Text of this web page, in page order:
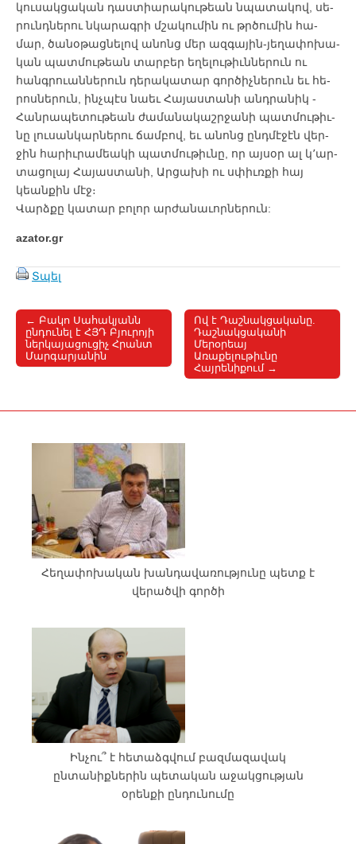
կու­սակ­ցա­կան դաս­տիա­րա­կու­թեան նպա­տա­կով, սե­
րունդ­նե­րու նկա­րագ­րի մշա­կու­մին ու թրծու­մին հա­
մար, ծա­նօ­թաց­նե­լով ա­նոնց մեր ազ­գա­յին-յե­ղա­փո­խա­
կան պատ­մու­թեան տար­բեր ե­ղե­լու­թիւն­նե­րուն ու
հանգ­րուան­նե­րուն դե­րա­կա­տար գոր­ծիչ­նե­րուն եւ հե­
րոս­նե­րուն, ինչ­պէս նաեւ Հա­յաս­տա­նի անդ­րա­նիկ ­
Հան­րա­պե­տու­թեան ժա­մա­նա­կաշր­ջա­նի պատ­մու­թիւ­
նը լու­սան­կար­նե­րու ճամ­բով, եւ ա­նոնց ընդ­մէ­ջէն վեր­
ջին հա­րիւ­րա­մեա­կի պատ­մու­թիւ­նը, որ այ­սօր ալ կ­՚ար­
տա­ցո­լայ ­Հա­յաս­տա­նի, Ար­ցա­խի ու սփիւռ­քի հայ
կեան­քին մէջ։
Վարձ­քը կա­տար բո­լոր ար­ժա­նա­ւոր­նե­րուն:
azator.gr
Տպել
Post navigation
← Բակո Սահակյանն
ընդունել է ՀՅԴ Բյուրոյի
ներկայացուցիչ Հրանտ
Մարգարյանին
Ով է Դաշնակցականը.
Դաշնակցականի
Մերօրեայ
Առաքելութիւնը
Հայրենիքում →
Հեղափոխական խանդավառությունը պետք է
վերածվի գործի
Ինչու՞ է հետաձգվում բազմազավակ
ընտանիքներին պետական աջակցության
օրենքի ընդունումը